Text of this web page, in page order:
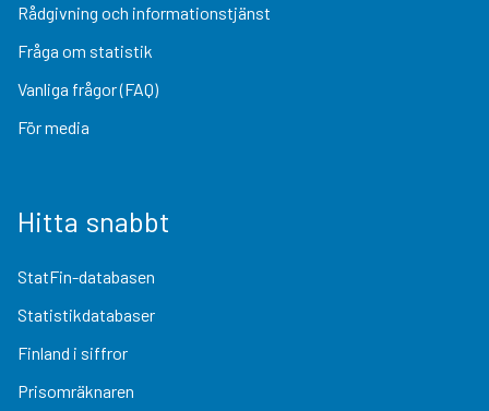
Rådgivning och informationstjänst
Fråga om statistik
Vanliga frågor (FAQ)
För media
Hitta snabbt
StatFin-databasen
Statistikdatabaser
Finland i siffror
Prisomräknaren